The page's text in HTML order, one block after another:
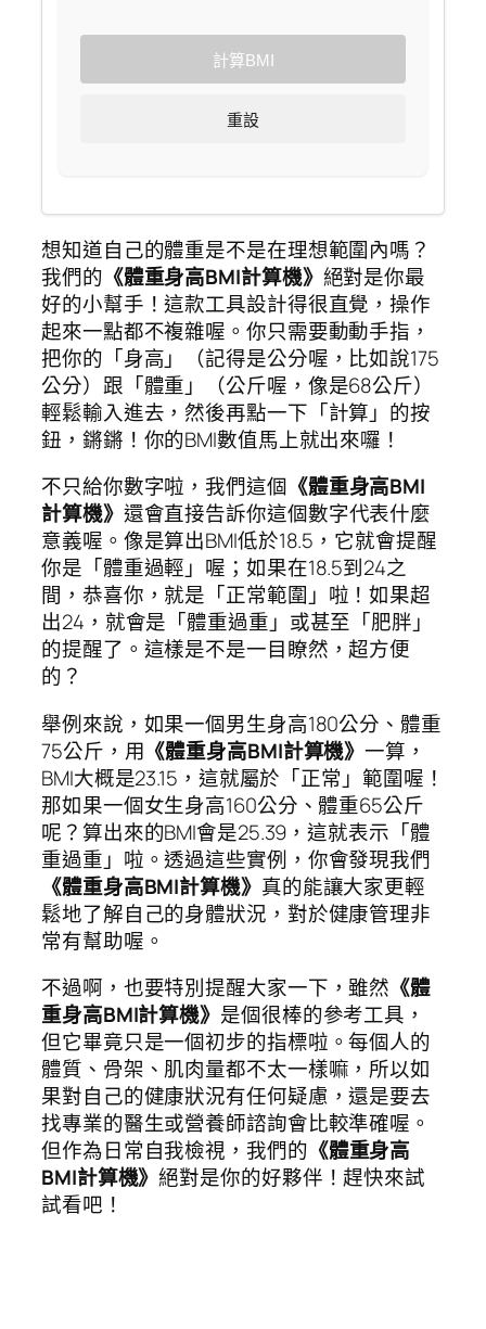
計算BMI
重設
想知道自己的體重是不是在理想範圍內嗎？
我們的 《體重身高BMI計算機》 絕對是你最
好的小幫手！這款工具設計得很直覺，操作
起來一點都不複雜喔。你只需要動動手指，
把你的「身高」（記得是公分喔，比如說175
公分）跟「體重」（公斤喔，像是68公斤）
輕鬆輸入進去，然後再點一下「計算」的按
鈕，鏘鏘！你的BMI數值馬上就出來囉！
不只給你數字啦，我們這個 《體重身高BMI
計算機》 還會直接告訴你這個數字代表什麼
意義喔。像是算出BMI低於18.5，它就會提醒
你是「體重過輕」喔；如果在18.5到24之
間，恭喜你，就是「正常範圍」啦！如果超
出24，就會是「體重過重」或甚至「肥胖」
的提醒了。這樣是不是一目瞭然，超方便
的？
舉例來說，如果一個男生身高180公分、體重
75公斤，用 《體重身高BMI計算機》一算，
BMI大概是23.15，這就屬於「正常」範圍喔！
那如果一個女生身高160公分、體重65公斤
呢？算出來的BMI會是25.39，這就表示「體
重過重」啦。透過這些實例，你會發現我們
《體重身高BMI計算機》 真的能讓大家更輕
鬆地了解自己的身體狀況，對於健康管理非
常有幫助喔。
不過啊，也要特別提醒大家一下，雖然 《體
重身高BMI計算機》 是個很棒的參考工具，
但它畢竟只是一個初步的指標啦。每個人的
體質、骨架、肌肉量都不太一樣嘛，所以如
果對自己的健康狀況有任何疑慮，還是要去
找專業的醫生或營養師諮詢會比較準確喔。
但作為日常自我檢視，我們的 《體重身高
BMI計算機》絕對是你的好夥伴！趕快來試
試看吧！